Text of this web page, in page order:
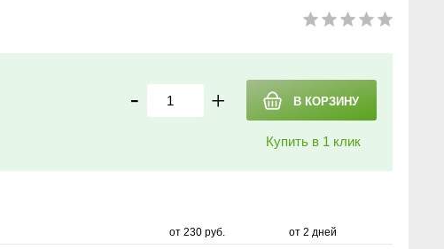
- +
Купить в 1 клик
от 230 руб.
от 2 дней